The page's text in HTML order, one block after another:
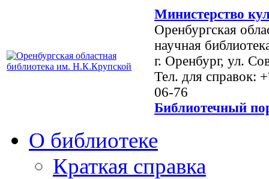
Министерство
Оренбургская
научная
г. Оренбург, ул.
Тел. для справок:
06-76
Библиотечный
О библиотеке
Краткая справка